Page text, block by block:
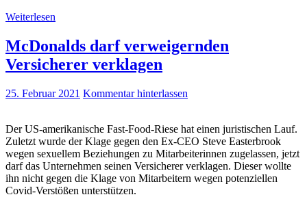
Weiterlesen
McDonalds darf verweigernden
Versicherer verklagen
25. Februar 2021 Kommentar hinterlassen
Der US-amerikanische Fast-Food-Riese hat einen juristischen Lauf.
Zuletzt wurde der Klage gegen den Ex-CEO Steve Easterbrook
wegen sexuellem Beziehungen zu Mitarbeiterinnen zugelassen, jetzt
darf das Unternehmen seinen Versicherer verklagen. Dieser wollte
ihn nicht gegen die Klage von Mitarbeitern wegen potenziellen
Covid-Verstößen unterstützen.